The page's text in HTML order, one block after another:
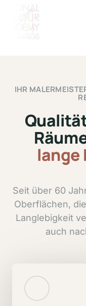
IHR
lange
Seit über 60
Oberflächen, die
Langlebigkeit
auch